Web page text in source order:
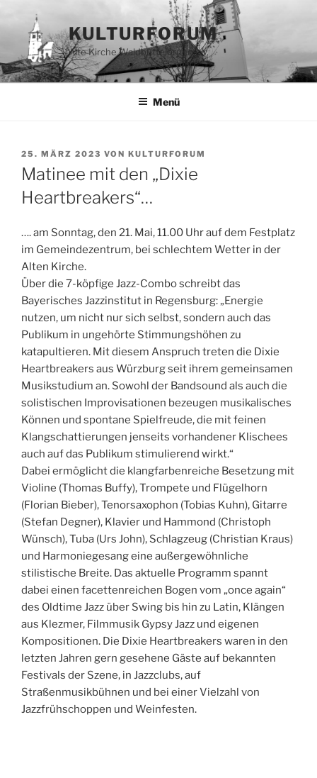
springen
KULTURFORUM
Alte Kirche Waldbüttelbrunn e.V.
Menü
VERÖFFENTLICHT
AM
25. MÄRZ 2023 VON KULTURFORUM
Matinee mit den „Dixie
Heartbreakers“…
…. am Sonntag, den 21. Mai, 11.00 Uhr auf dem Festplatz
im Gemeindezentrum, bei schlechtem Wetter in der
Alten Kirche.
Über die 7-köpfige Jazz-Combo schreibt das
Bayerisches Jazzinstitut in Regensburg: „Energie
nutzen, um nicht nur sich selbst, sondern auch das
Publikum in ungehörte Stimmungshöhen zu
katapultieren. Mit diesem Anspruch treten die Dixie
Heartbreakers aus Würzburg seit ihrem gemeinsamen
Musikstudium an. Sowohl der Bandsound als auch die
solistischen Improvisationen bezeugen musikalisches
Können und spontane Spielfreude, die mit feinen
Klangschattierungen jenseits vorhandener Klischees
auch auf das Publikum stimulierend wirkt.“
Dabei ermöglicht die klangfarbenreiche Besetzung mit
Violine (Thomas Buffy), Trompete und Flügelhorn
(Florian Bieber), Tenorsaxophon (Tobias Kuhn), Gitarre
(Stefan Degner), Klavier und Hammond (Christoph
Wünsch), Tuba (Urs John), Schlagzeug (Christian Kraus)
und Harmoniegesang eine außergewöhnliche
stilistische Breite. Das aktuelle Programm spannt
dabei einen facettenreichen Bogen vom „once again“
des Oldtime Jazz über Swing bis hin zu Latin, Klängen
aus Klezmer, Filmmusik Gypsy Jazz und eigenen
Kompositionen. Die Dixie Heartbreakers waren in den
letzten Jahren gern gesehene Gäste auf bekannten
Festivals der Szene, in Jazzclubs, auf
Straßenmusikbühnen und bei einer Vielzahl von
Jazzfrühschoppen und Weinfesten.